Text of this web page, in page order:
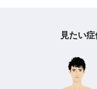
見たい